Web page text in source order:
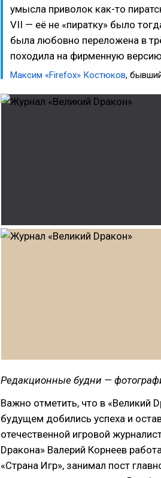
умысла приволок как-то
VII — её не «пиратку» было
была любовно переложена в
походила на фирменную
Максим «Firefox» Костюков,
Редакционные будни —
Важно отметить, что в «Великий
будущем добились успеха и
отечественной игровой
Dракона» Валерий Корнеев
«Страна Игр», занимал пост